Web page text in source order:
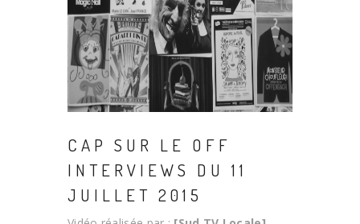
CAP SUR LE OFF
INTERVIEWS DU 11
JUILLET 2015